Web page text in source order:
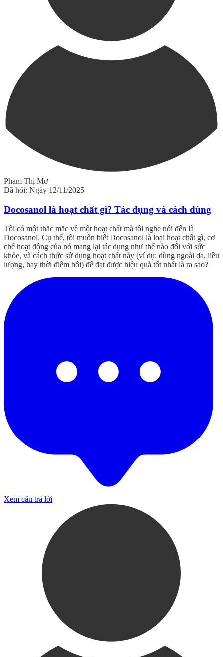
Phạm Thị Mơ
Đã hỏi: Ngày 12/11/2025
Docosanol là hoạt chất gì? Tác dụng và cách dùng
Tôi có một thắc mắc về một hoạt chất mà tôi nghe nói đến là
Docosanol. Cụ thể, tôi muốn biết Docosanol là loại hoạt chất gì, cơ
chế hoạt động của nó mang lại tác dụng như thế nào đối với sức
khỏe, và cách thức sử dụng hoạt chất này (ví dụ: dùng ngoài da, liều
lượng, hay thời điểm bôi) để đạt được hiệu quả tốt nhất là ra sao?
Xem câu trả lời